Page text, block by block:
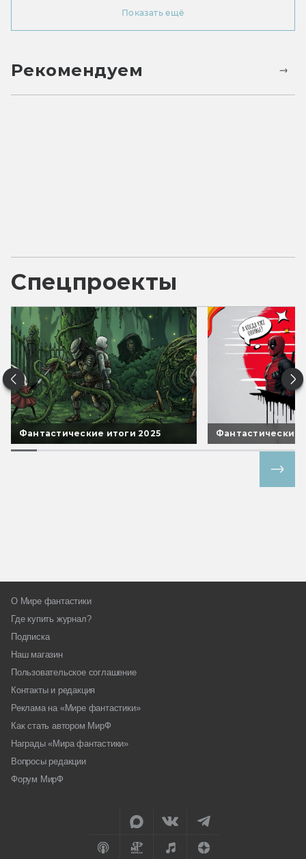
Показать ещё
Рекомендуем
Спецпроекты
Фантастические итоги 2025 Фантастические
О Мире фантастики
Где купить журнал?
Подписка
Наш магазин
Пользовательское соглашение
Контакты и редакция
Реклама на «Мире фантастики»
Как стать автором МирФ
Награды «Мира фантастики»
Вопросы редакции
Форум МирФ